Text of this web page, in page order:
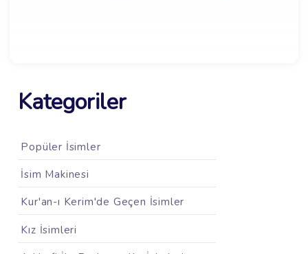
Kategoriler
Popüler İsimler
İsim Makinesi
Kur'an-ı Kerim'de Geçen İsimler
Kız İsimleri